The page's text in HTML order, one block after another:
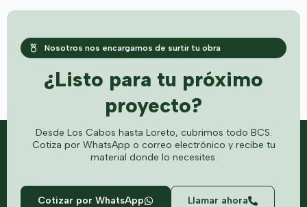
Nosotros nos encargamos de surtir tu obra
¿Listo para tu próximo
proyecto?
Desde Los Cabos hasta Loreto, cubrimos todo BCS.
Cotiza por WhatsApp o correo electrónico y recibe tu
material donde lo necesites.
Cotizar por WhatsApp Llamar ahora